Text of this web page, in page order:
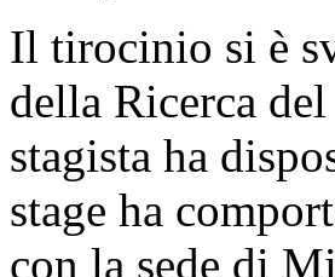
Il tirocinio si è
della Ricerca
stagista ha
stage ha
con la sede di